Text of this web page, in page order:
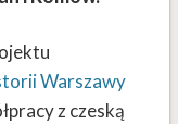
Warszawy
z czeską